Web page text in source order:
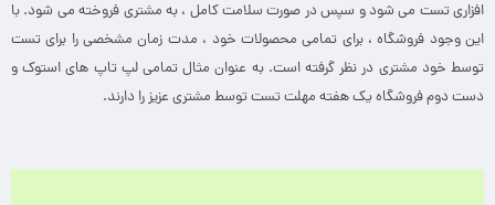
افزاری تست می شود و سپس در صورت سلامت کامل ، به مشتری فروخته می شود. با
این وجود فروشگاه ، برای تمامی محصولات خود ، مدت زمان مشخصی را برای تست
توسط خود مشتری در نظر گرفته است. به عنوان مثال تمامی لپ تاپ های استوک و
دست دوم فروشگاه یک هفته مهلت تست توسط مشتری عزیز را دارند.